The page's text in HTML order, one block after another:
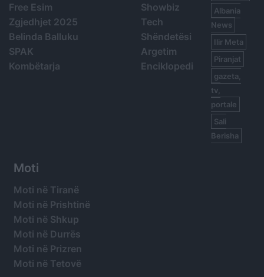
Free Esim
Zgjedhjet 2025
Belinda Balluku
SPAK
Kombëtarja
Showbiz
Tech
Shëndetësi
Argetim
Enciklopedi
Albania
News
Ilir Meta
Piranjat
gazeta,
tv,
portale
Sali
Berisha
Moti
Moti në Tiranë
Moti në Prishtinë
Moti në Shkup
Moti në Durrës
Moti në Prizren
Moti në Tetovë